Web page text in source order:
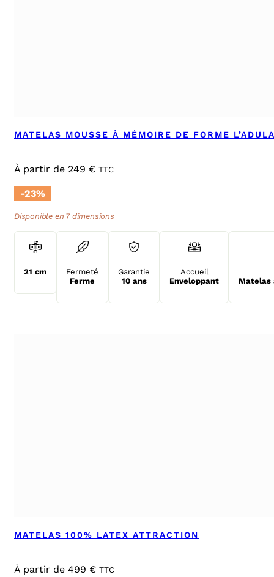
MATELAS MOUSSE À MÉMOIRE DE FORME
À partir de 249 € TTC
-23%
Disponible en 7 dimensions
21 cm
Fermeté
Ferme
Garantie
10 ans
Accueil
Enveloppant
Matelas
MATELAS 100% LATEX ATTRACTION
À partir de 499 € TTC